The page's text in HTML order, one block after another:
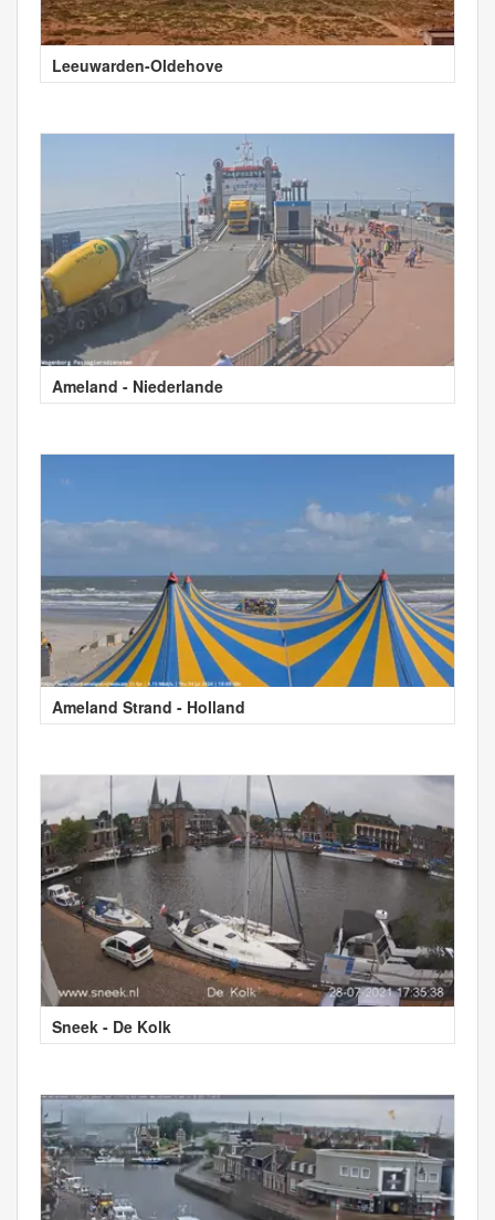
Leeuwarden-Oldehove
Ameland - Niederlande
Ameland Strand - Holland
Sneek - De Kolk